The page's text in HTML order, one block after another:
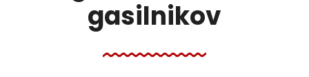
gasilnikov